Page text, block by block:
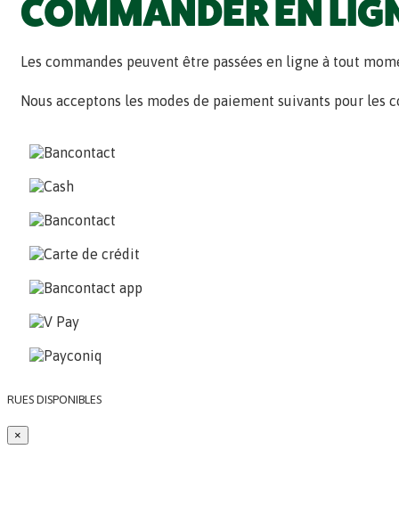
COMMANDER EN
Les commandes peuvent être passées en ligne à tout
Nous acceptons les modes de paiement suivants pour les
RUES DISPONIBLES
×